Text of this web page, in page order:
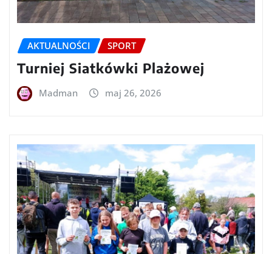
AKTUALNOŚCI SPORT
Turniej Siatkówki Plażowej
Madman maj 26, 2026